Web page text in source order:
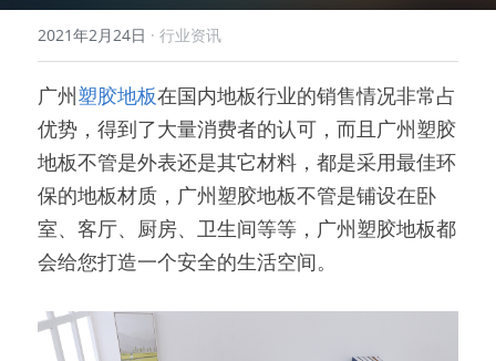
2021年2月24日 · 行业资讯
广州塑胶地板在国内地板行业的销售情况非常占
优势，得到了大量消费者的认可，而且广州塑胶
地板不管是外表还是其它材料，都是采用最佳环
保的地板材质，广州塑胶地板不管是铺设在卧
室、客厅、厨房、卫生间等等，广州塑胶地板都
会给您打造一个安全的生活空间。